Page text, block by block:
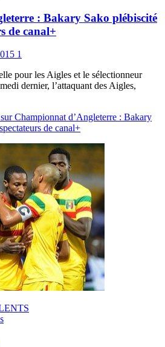
: Bakary Sako plébiscité
de canal+
1
pour les Aigles et le sélectionneur
dernier, l’attaquant des Aigles,
Championnat d’Angleterre : Bakary
de canal+